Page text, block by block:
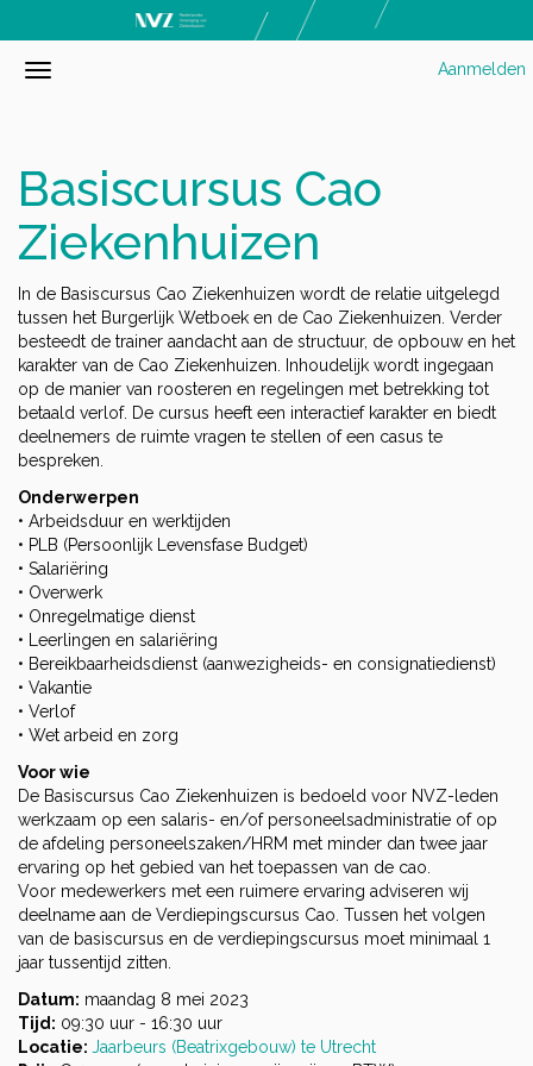
Aanmelden
Basiscursus Cao
Ziekenhuizen
In de Basiscursus Cao Ziekenhuizen wordt de relatie uitgelegd
tussen het Burgerlijk Wetboek en de Cao Ziekenhuizen. Verder
besteedt de trainer aandacht aan de structuur, de opbouw en het
karakter van de Cao Ziekenhuizen. Inhoudelijk wordt ingegaan
op de manier van roosteren en regelingen met betrekking tot
betaald verlof. De cursus heeft een interactief karakter en biedt
deelnemers de ruimte vragen te stellen of een casus te
bespreken.
Onderwerpen
• Arbeidsduur en werktijden
• PLB (Persoonlijk Levensfase Budget)
• Salariëring
• Overwerk
• Onregelmatige dienst
• Leerlingen en salariëring
• Bereikbaarheidsdienst (aanwezigheids- en consignatiedienst)
• Vakantie
• Verlof
• Wet arbeid en zorg
Voor wie
De Basiscursus Cao Ziekenhuizen is bedoeld voor NVZ-leden
werkzaam op een salaris- en/of personeelsadministratie of op
de afdeling personeelszaken/HRM met minder dan twee jaar
ervaring op het gebied van het toepassen van de cao.
Voor medewerkers met een ruimere ervaring adviseren wij
deelname aan de Verdiepingscursus Cao. Tussen het volgen
van de basiscursus en de verdiepingscursus moet minimaal 1
jaar tussentijd zitten.
Datum: maandag 8 mei 2023
Tijd: 09:30 uur - 16:30 uur
Locatie: Jaarbeurs (Beatrixgebouw) te Utrecht